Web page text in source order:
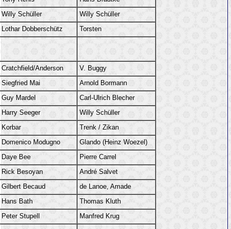
Willy Schüller Willy Schüller
Lothar Dobberschütz Torsten
Cratchfield/Anderson V. Buggy
Siegfried Mai Arnold Bormann
Guy Mardel Carl-Ulrich Blecher
Harry Seeger Willy Schüller
Korbar Trenk / Zikan
Domenico Modugno Glando (Heinz Woezel)
Daye Bee Pierre Carrel
Rick Besoyan André Salvet
Gilbert Becaud de Lanoe, Amade
Hans Bath Thomas Kluth
Peter Stupell Manfred Krug